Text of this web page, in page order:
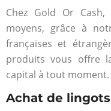
Chez Gold Or Cash,
moyens, grâce à
françaises et
produits vous offre
capital à tout moment.
Achat de lingots